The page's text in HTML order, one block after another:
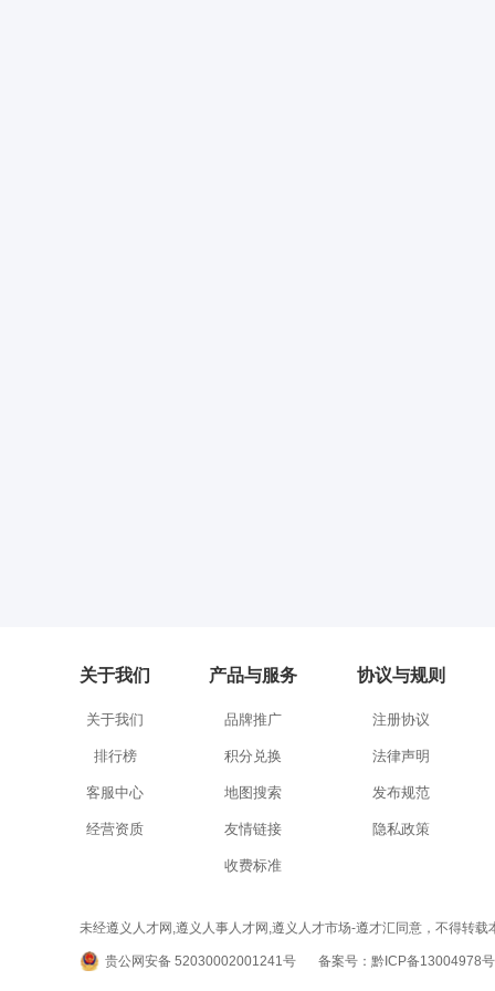
关于我们
关于我们
排行榜
客服中心
经营资质
产品与服务
品牌推广
积分兑换
地图搜索
友情链接
收费标准
协议与规则
注册协议
法律声明
发布规范
隐私政策
未经遵义人才网,遵义人事人才网,遵义人才市场-遵才汇同意，不得转
贵公网安备 52030002001241号 备案号：黔ICP备13004978